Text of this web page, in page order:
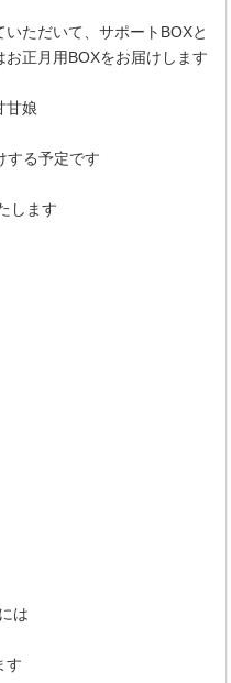
ただいて、サポートBOXと
正月用BOXをお届けします
甘娘
する予定です
します
は
す